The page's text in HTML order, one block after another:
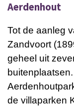
Aerdenhout
Tot de aanleg
Zandvoort
geheel uit
de villaparken